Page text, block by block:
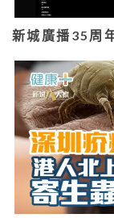
新城廣播35周